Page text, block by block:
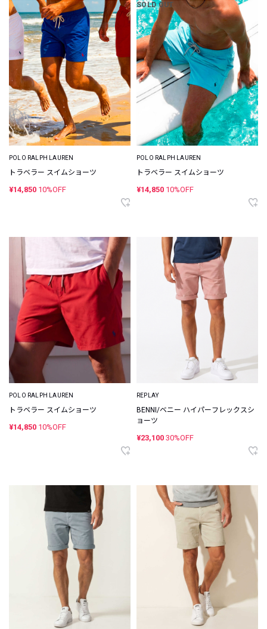
POLO RALPH LAUREN
トラベラー スイムショーツ
¥14,850 10%OFF
SOLD OUT
POLO RALPH LAUREN
トラベラー スイムショーツ
¥14,850 10%OFF
POLO RALPH LAUREN
トラベラー スイムショーツ
¥14,850 10%OFF
REPLAY
BENNI/ベニー ハイパーフレックスシ
ョーツ
¥23,100 30%OFF